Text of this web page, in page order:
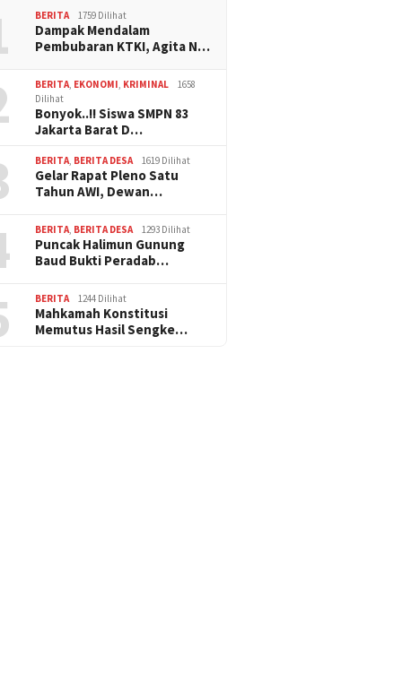
BERITA 1759 Dilihat
Dampak Mendalam
Pembubaran KTKI, Agita N…
BERITA, EKONOMI, KRIMINAL
1658
Dilihat
Bonyok..!! Siswa SMPN 83
Jakarta Barat D…
BERITA, BERITA DESA 1619 Dilihat
Gelar Rapat Pleno Satu
Tahun AWI, Dewan…
BERITA, BERITA DESA 1293 Dilihat
Puncak Halimun Gunung
Baud Bukti Peradab…
BERITA 1244 Dilihat
Mahkamah Konstitusi
Memutus Hasil Sengke…